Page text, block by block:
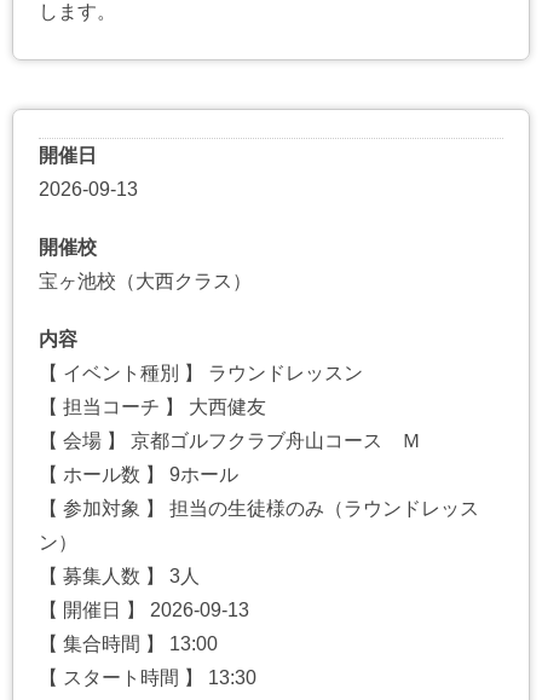
します。
開催日
2026-09-13
開催校
宝ヶ池校（大西クラス）
内容
【 イベント種別 】 ラウンドレッスン
【 担当コーチ 】 大西健友
【 会場 】 京都ゴルフクラブ舟山コース Ｍ
【 ホール数 】 9ホール
【 参加対象 】 担当の生徒様のみ（ラウンドレッス
ン）
【 募集人数 】 3人
【 開催日 】 2026-09-13
【 集合時間 】 13:00
【 スタート時間 】 13:30